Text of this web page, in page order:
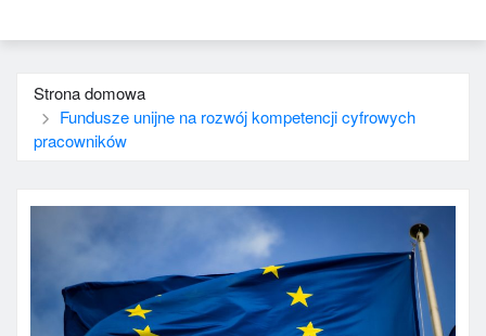
Strona domowa
Fundusze unijne na rozwój kompetencji cyfrowych
pracowników